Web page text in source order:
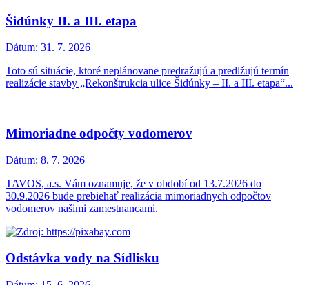
Šidúnky II. a III. etapa
Dátum: 31. 7. 2026
Toto sú situácie, ktoré neplánovane predražujú a predlžujú termín
realizácie stavby „Rekonštrukcia ulice Šidúnky – II. a III. etapa“...
Mimoriadne odpočty vodomerov
Dátum: 8. 7. 2026
TAVOS, a.s. Vám oznamuje, že v období od 13.7.2026 do
30.9.2026 bude prebiehať realizácia mimoriadnych odpočtov
vodomerov našimi zamestnancami.
Odstávka vody na Sídlisku